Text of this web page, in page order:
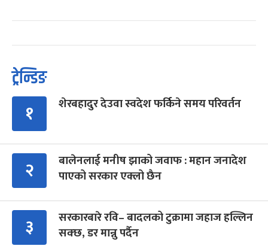
ट्रेन्डिङ
१ शेरबहादुर देउवा स्वदेश फर्किने समय परिवर्तन
२
बालेनलाई मनीष झाको जवाफ : महान जनादेश
पाएको सरकार एक्लो छैन
३
सरकारबारे रवि– बादलको टुक्रामा जहाज हल्लिन
सक्छ, डर मान्नु पर्दैन